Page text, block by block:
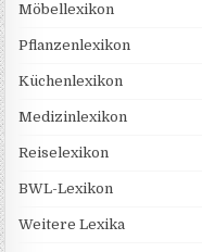
Möbellexikon
Pflanzenlexikon
Küchenlexikon
Medizinlexikon
Reiselexikon
BWL-Lexikon
Weitere Lexika